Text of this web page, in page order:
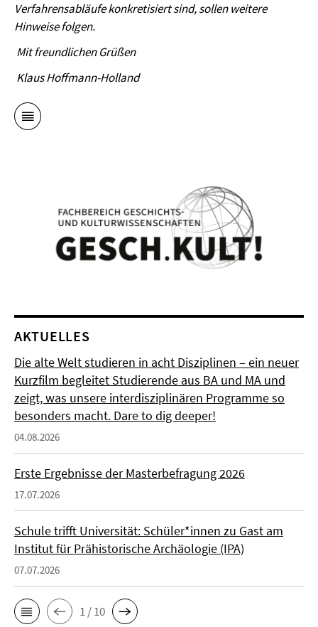
Verfahrensabläufe konkretisiert sind, sollen weitere
Hinweise folgen.
Mit freundlichen Grüßen
Klaus Hoffmann-Holland
AKTUELLES
Die alte Welt studieren in acht Disziplinen – ein neuer
Kurzfilm begleitet Studierende aus BA und MA und
zeigt, was unsere interdisziplinären Programme so
besonders macht. Dare to dig deeper!
04.08.2026
Erste Ergebnisse der Masterbefragung 2026
17.07.2026
Schule trifft Universität: Schüler*innen zu Gast am
Institut für Prähistorische Archäologie (IPA)
07.07.2026
1 / 10